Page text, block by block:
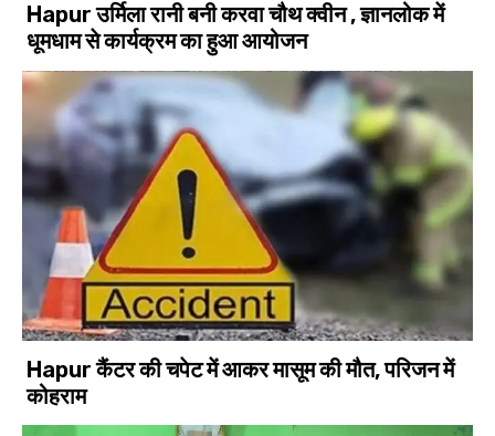
Hapur उर्मिला रानी बनी करवा चौथ क्वीन , ज्ञानलोक में
धूमधाम से कार्यक्रम का हुआ आयोजन
Hapur कैंटर की चपेट में आकर मासूम की मौत, परिजन में
कोहराम